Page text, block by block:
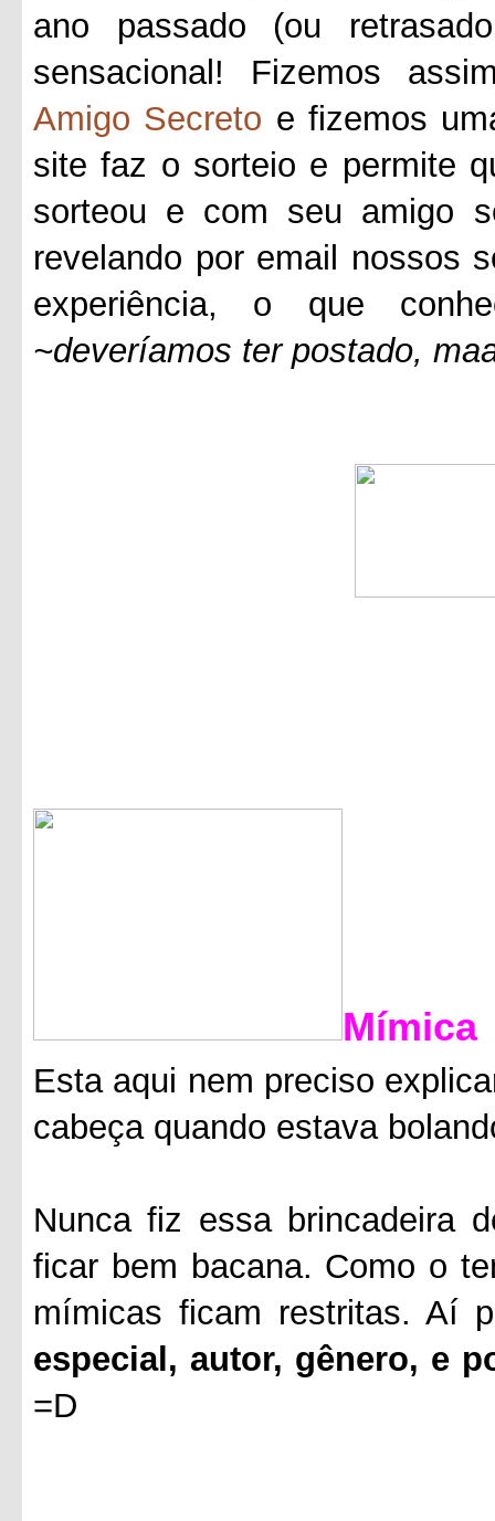
ano passado (ou
sensacional! Fizemos
Amigo Secreto e fizemos
site faz o sorteio e permite
sorteou e com seu amigo
revelando por email nossos
experiência, o que
~deveríamos ter postado,
Mímica
Esta aqui nem preciso
cabeça quando estava
Nunca fiz essa brincadeira
ficar bem bacana. Como o
mímicas ficam restritas. Aí
especial, autor, gênero, e
=D